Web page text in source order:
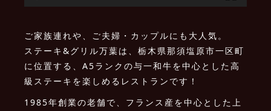
ご家族連れや、ご夫婦・カップルにも大人気。
ステーキ&グリル万葉は、栃木県那須塩原市一区町
に位置する、A5ランクの与一和牛を中心とした高
級ステーキを楽しめるレストランです！
1985年創業の老舗で、フランス産を中心とした上